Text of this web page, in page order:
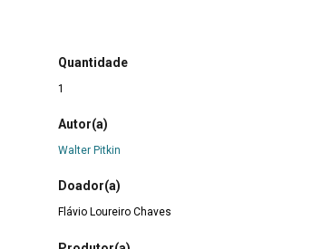
Quantidade
1
Autor(a)
Walter Pitkin
Doador(a)
Flávio Loureiro Chaves